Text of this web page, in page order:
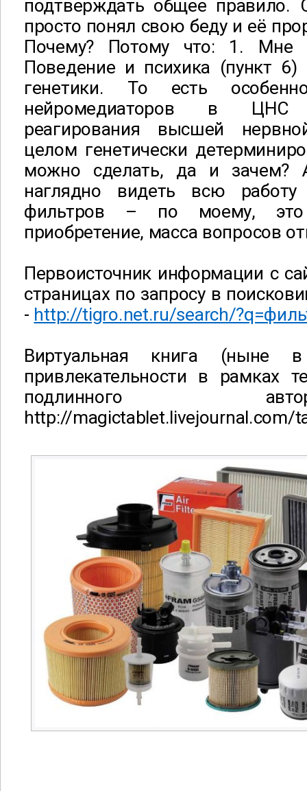
подтверждать общее правило.
просто понял свою беду и её
Почему? Потому что: 1.
Поведение и психика (пункт 6)
генетики. То есть
нейромедиаторов в ЦНС
реагирования высшей
целом генетически
можно сделать, да и зачем?
наглядно видеть всю работу
фильтров – по моему, это
приобретение, масса вопросов
Первоисточник информации с
страницах по запросу в
- http://tigro.net.ru/search/
Виртуальная книга (ныне
привлекательности в рамках
подлинного
http://magictablet.livejournal.com/